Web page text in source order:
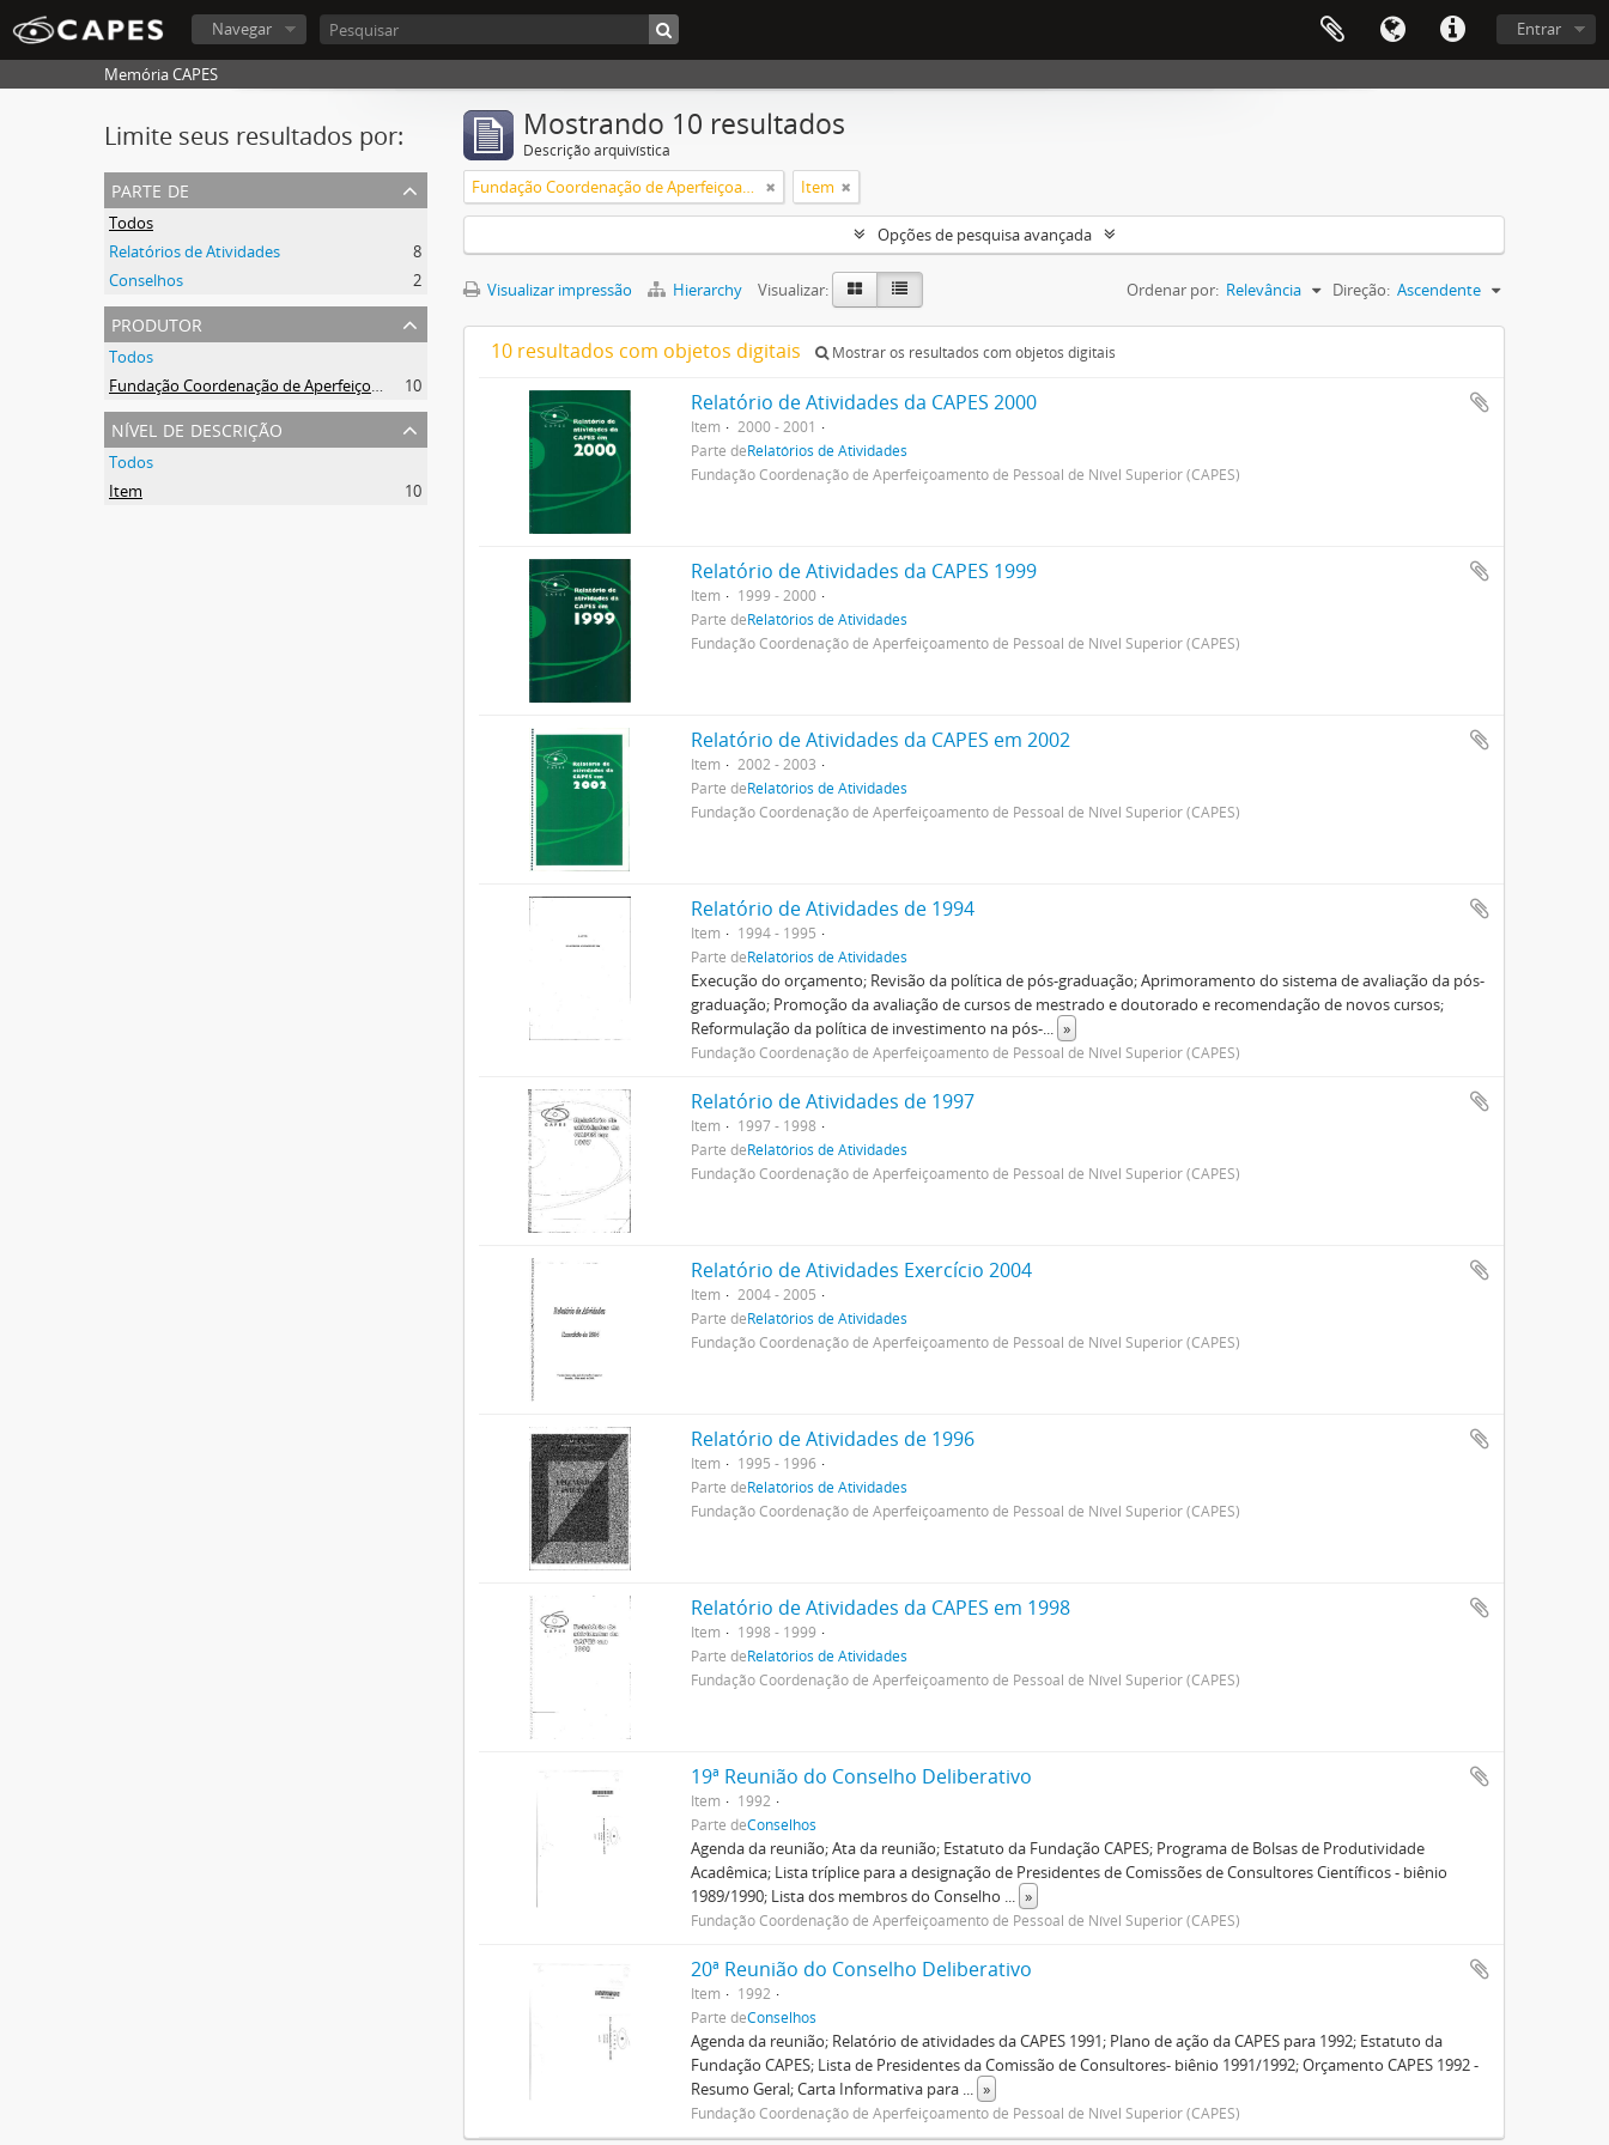
Entrar
Navegar
Memória CAPES
Limite seus resultados por:
parte de
Todos
Relatórios de Atividades
8
Conselhos
2
produtor
Todos
Fundação Coordenação de Aperfeiçoamento de Pessoal de Nível Superior (CAPES)
10
nível de descrição
Todos
Item
10
Mostrando 10 resultados
Descrição arquivística
Fundação Coordenação de Aperfeiçoamento de Pessoal de Nível Superior (CAPES) Item
Opções de pesquisa avançada
Visualizar impressão Hierarchy Visualizar: Ordenar por: Relevância Direção: Ascendente
10 resultados com objetos digitais Mostrar os resultados com objetos digitais
Relatório de Atividades da CAPES 2000
Item
2000 - 2001
Parte deRelatórios de Atividades
Fundação Coordenação de Aperfeiçoamento de Pessoal de Nível Superior (CAPES)
Relatório de Atividades da CAPES 1999
Item
1999 - 2000
Parte deRelatórios de Atividades
Fundação Coordenação de Aperfeiçoamento de Pessoal de Nível Superior (CAPES)
Relatório de Atividades da CAPES em 2002
Item
2002 - 2003
Parte deRelatórios de Atividades
Fundação Coordenação de Aperfeiçoamento de Pessoal de Nível Superior (CAPES)
Relatório de Atividades de 1994
Item
1994 - 1995
Parte deRelatórios de Atividades
Execução do orçamento; Revisão da política de pós-graduação; Aprimoramento do sistema de avaliação da pós-
graduação; Promoção da avaliação de cursos de mestrado e doutorado e recomendação de novos cursos;
Reformulação da política de investimento na pós-... »
Fundação Coordenação de Aperfeiçoamento de Pessoal de Nível Superior (CAPES)
Relatório de Atividades de 1997
Item
1997 - 1998
Parte deRelatórios de Atividades
Fundação Coordenação de Aperfeiçoamento de Pessoal de Nível Superior (CAPES)
Relatório de Atividades Exercício 2004
Item
2004 - 2005
Parte deRelatórios de Atividades
Fundação Coordenação de Aperfeiçoamento de Pessoal de Nível Superior (CAPES)
Relatório de Atividades de 1996
Item
1995 - 1996
Parte deRelatórios de Atividades
Fundação Coordenação de Aperfeiçoamento de Pessoal de Nível Superior (CAPES)
Relatório de Atividades da CAPES em 1998
Item
1998 - 1999
Parte deRelatórios de Atividades
Fundação Coordenação de Aperfeiçoamento de Pessoal de Nível Superior (CAPES)
19ª Reunião do Conselho Deliberativo
Item
1992
Parte deConselhos
Agenda da reunião; Ata da reunião; Estatuto da Fundação CAPES; Programa de Bolsas de Produtividade
Acadêmica; Lista tríplice para a designação de Presidentes de Comissões de Consultores Científicos - biênio
1989/1990; Lista dos membros do Conselho ... »
Fundação Coordenação de Aperfeiçoamento de Pessoal de Nível Superior (CAPES)
20ª Reunião do Conselho Deliberativo
Item
1992
Parte deConselhos
Agenda da reunião; Relatório de atividades da CAPES 1991; Plano de ação da CAPES para 1992; Estatuto da
Fundação CAPES; Lista de Presidentes da Comissão de Consultores- biênio 1991/1992; Orçamento CAPES 1992 -
Resumo Geral; Carta Informativa para ... »
Fundação Coordenação de Aperfeiçoamento de Pessoal de Nível Superior (CAPES)